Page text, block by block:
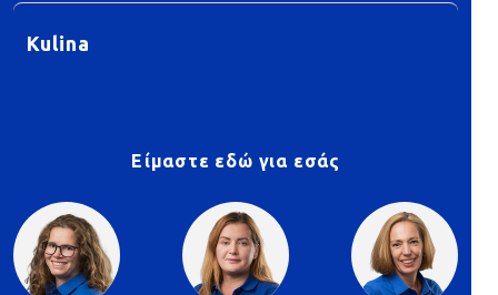
Kulina
Είμαστε εδώ για εσάς